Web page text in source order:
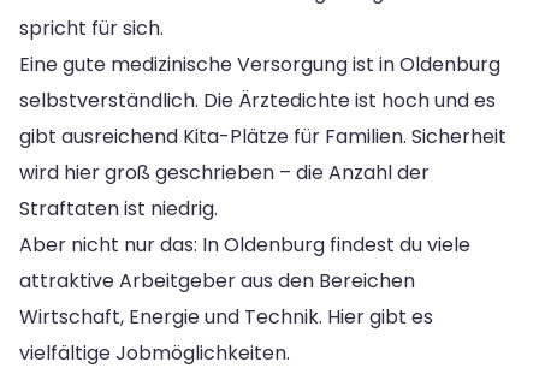
spricht für sich.
Eine gute medizinische Versorgung ist in Oldenburg
selbstverständlich. Die Ärztedichte ist hoch und es
gibt ausreichend Kita-Plätze für Familien. Sicherheit
wird hier groß geschrieben – die Anzahl der
Straftaten ist niedrig.
Aber nicht nur das: In Oldenburg findest du viele
attraktive Arbeitgeber aus den Bereichen
Wirtschaft, Energie und Technik. Hier gibt es
vielfältige Jobmöglichkeiten.